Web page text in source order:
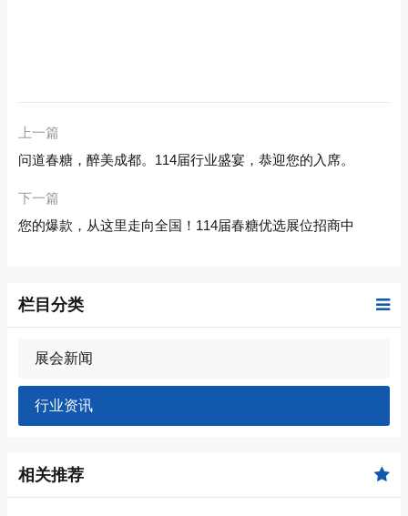
上一篇
问道春糖，醉美成都。114届行业盛宴，恭迎您的入席。
下一篇
您的爆款，从这里走向全国！114届春糖优选展位招商中
栏目分类
展会新闻
行业资讯
相关推荐